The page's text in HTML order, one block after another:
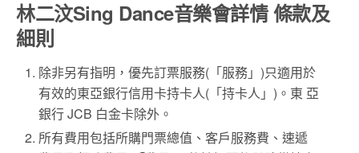
林二汶Sing Dance音樂會詳情 條款及
細則
除非另有指明，優先訂票服務(「服務」)只適用於
有效的東亞銀行信用卡持卡人(「持卡人」)。東 亞
銀行 JCB 白金卡除外。
所有費用包括所購門票總值、客戶服務費、速遞